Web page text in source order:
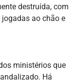
destruída, com
ao chão e
ministérios que
Há